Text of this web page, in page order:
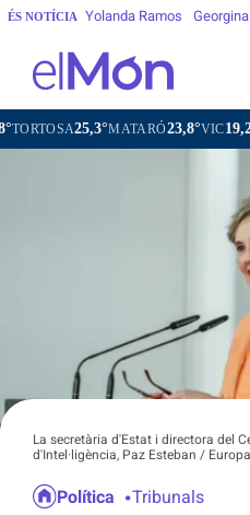
ÉS NOTÍCIA Yolanda Ramos
MATARÓ23,8°VIC19,2°VILAFRANCA
La secretària d'Estat i directora del
d'Intel·ligència, Paz Esteban /
Política Tribunals